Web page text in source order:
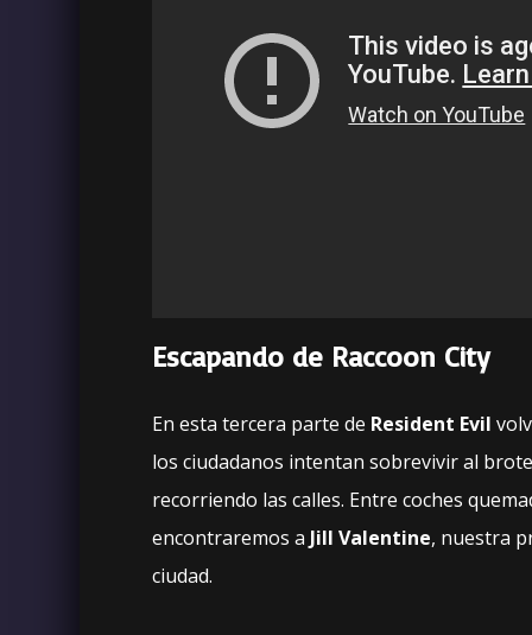
Escapando de Raccoon City
En esta tercera parte de Resident Evil
los ciudadanos intentan sobrevivir al
recorriendo las calles. Entre coches
encontraremos a Jill Valentine, nuestra
ciudad.